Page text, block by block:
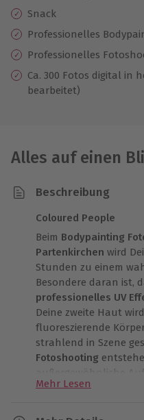
Snack
Professionelles
Professionelles
Ca. 300 Fotos digital in
bearbeitet)
Alles auf einen
Beschreibung
Coloured People
Beim Bodypainting
Partenkirchen wird
Stunden zu einem
Besondere daran ist,
professionelles UV
Deine zweite Haut
fluoreszierende
strahlend in Szene
Fotoshooting
außergewöhnliche
garantiert sämtliche
Mehr Lesen